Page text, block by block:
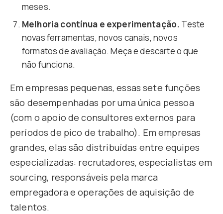
meses.
Melhoria contínua e experimentação. Teste
novas ferramentas, novos canais, novos
formatos de avaliação. Meça e descarte o que
não funciona.
Em empresas pequenas, essas sete funções
são desempenhadas por uma única pessoa
(com o apoio de consultores externos para
períodos de pico de trabalho). Em empresas
grandes, elas são distribuídas entre equipes
especializadas: recrutadores, especialistas em
sourcing, responsáveis pela marca
empregadora e operações de aquisição de
talentos.